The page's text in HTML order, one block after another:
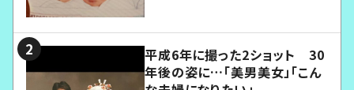
平成6年に撮った2ショット 30
年後の姿に…「美男美女」「こん